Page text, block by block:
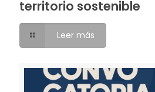
territorio sostenible
Leer más